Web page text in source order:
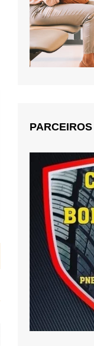
PARCEIROS